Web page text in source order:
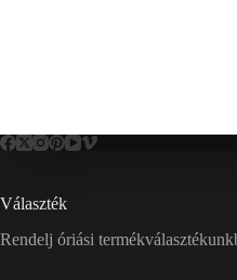
Választék
Rendelj óriási